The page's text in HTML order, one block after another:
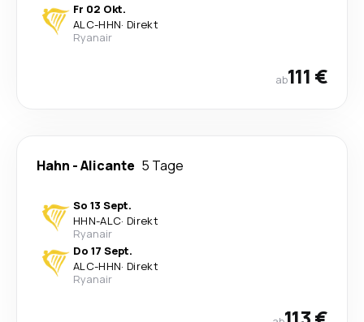
Fr 02 Okt.
ALC-HHN· Direkt
Ryanair
ab111 €
Hahn -Alicante 5 Tage
So 13 Sept.
HHN-ALC· Direkt
Ryanair
Do 17 Sept.
ALC-HHN· Direkt
Ryanair